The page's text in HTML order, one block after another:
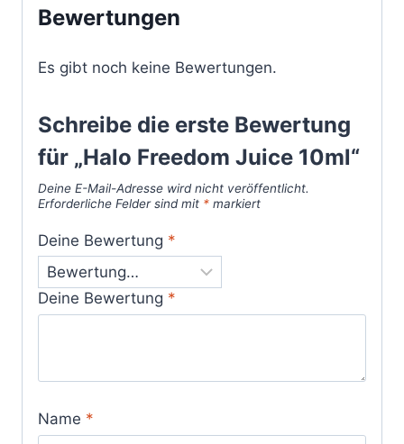
Bewertungen
Es gibt noch keine Bewertungen.
Schreibe die erste Bewertung
für „Halo Freedom Juice 10ml“
Deine E-Mail-Adresse wird nicht veröffentlicht.
Erforderliche Felder sind mit * markiert
Deine Bewertung *
Deine Bewertung *
Name *